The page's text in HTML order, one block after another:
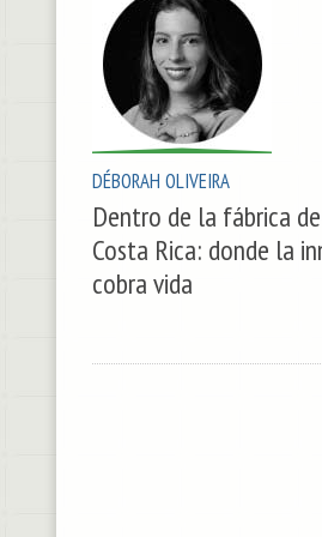
DÉBORAH OLIVEIRA
Dentro de la fábrica
Costa Rica: donde la
cobra vida